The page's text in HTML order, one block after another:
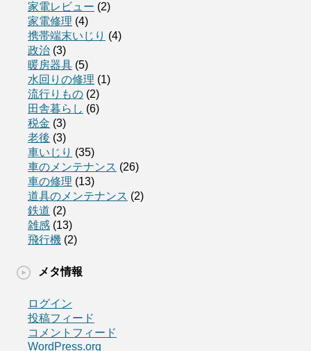
家電レビュー (2)
家電修理 (4)
携帯端末いじり (4)
政治 (3)
暖房器具 (5)
水回りの修理 (1)
流行りもの (2)
田舎暮らし (6)
税金 (3)
老後 (3)
車いじり (35)
車のメンテナンス (26)
車の修理 (13)
道具のメンテナンス (2)
鉄道 (2)
雑感 (13)
飛行機 (2)
メタ情報
ログイン
投稿フィード
コメントフィード
WordPress.org